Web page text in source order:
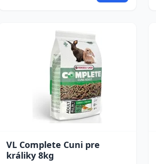
VL Complete Cuni pre
králiky 8kg